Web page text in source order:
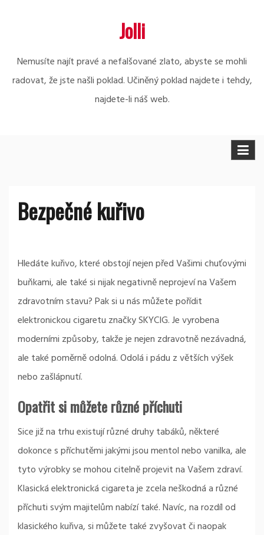
Jolli
Nemusíte najít pravé a nefalšované zlato, abyste se mohli
radovat, že jste našli poklad. Učiněný poklad najdete i tehdy,
najdete-li náš web.
Bezpečné kuřivo
Hledáte kuřivo, které obstojí nejen před Vašimi chuťovými
buňkami, ale také si nijak negativně neprojeví na Vašem
zdravotním stavu? Pak si u nás můžete pořídit
elektronickou cigaretu značky SKYCIG. Je vyrobena
moderními způsoby, takže je nejen zdravotně nezávadná,
ale také poměrně odolná. Odolá i pádu z větších výšek
nebo zašlápnutí.
Opatřit si můžete různé příchuti
Sice již na trhu existují různé druhy tabáků, některé
dokonce s příchutěmi jakými jsou mentol nebo vanilka, ale
tyto výrobky se mohou citelně projevit na Vašem zdraví.
Klasická elektronická cigareta je zcela neškodná a různé
příchuti svým majitelům nabízí také. Navíc, na rozdíl od
klasického kuřiva, si můžete také zvyšovat či naopak